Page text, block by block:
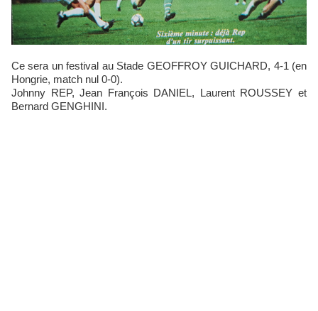
Ce sera un festival au Stade GEOFFROY GUICHARD, 4-1 (en
Hongrie, match nul 0-0).
Johnny REP, Jean François DANIEL, Laurent ROUSSEY et
Bernard GENGHINI.